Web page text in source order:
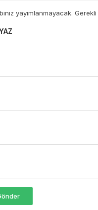
yayımlanmayacak.